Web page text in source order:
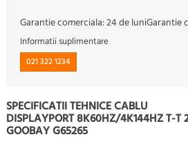
Garantie comerciala:24 de luniGarantie
Informatii suplimentare
021 322 1234
SPECIFICATII TEHNICE CABLU
DISPLAYPORT 8K60HZ/4K144HZ T-T
GOOBAY G65265